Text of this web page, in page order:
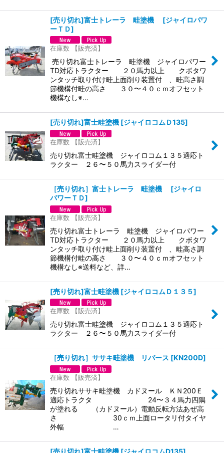
[売り切れ]富士トレーラ 畦塗機 [ジャイロパワ
ーＴＤ]
在庫数 【販売済】
売り切れ富士トレーラ 畦塗機 ジャイロパワー
TD対応トラクター ２０馬力以上 クボタワ
ンタッチ取り付け畦上面削り装置付 、畦高さ調
節機構付畦の高さ ３０〜４０ｃｍオフセット
機構なし※…
[売り切れ]富士畦塗機 [ジャイロコムＤ135]
在庫数 【販売済】
売り切れ富士畦塗機 ジャイロコム１３５適応ト
ラクター ２６〜５０馬力スライダー付
［売り切れ］富士トレーラ 畦塗機 [ジャイロ
パワーＴＤ]
在庫数 【販売済】
売り切れ富士トレーラ 畦塗機 ジャイロパワー
TD対応トラクター ２０馬力以上 クボタワ
ンタッチ取り付け畦上面削り装置付 、畦高さ調
節機構付畦の高さ ３０〜４０ｃｍオフセット
機構なし※送料など、詳…
[売り切れ]富士畦塗機 [ジャイロコムＤ１３５]
在庫数 【販売済】
売り切れ富士畦塗機 ジャイロコム１３５適応ト
ラクター ２６〜５０馬力スライダー付
［売り切れ］ササキ畦塗機 リバース [KN200D]
在庫数 【販売済】
売り切れササキ畦塗機 カドヌール ＫＮ200Ｅ
適応トラクタ 24〜３４馬力四隅
が塗れる （カドヌール）電動反転方法あぜ高
さ 30ｃｍ上面ロータリ付タイヤ
外幅 …
[売り切れ]富士畦塗機 [ジャイロコムD135]